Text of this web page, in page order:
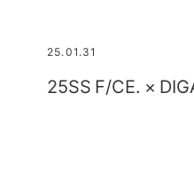
25.01.31
25SS F/CE. ×